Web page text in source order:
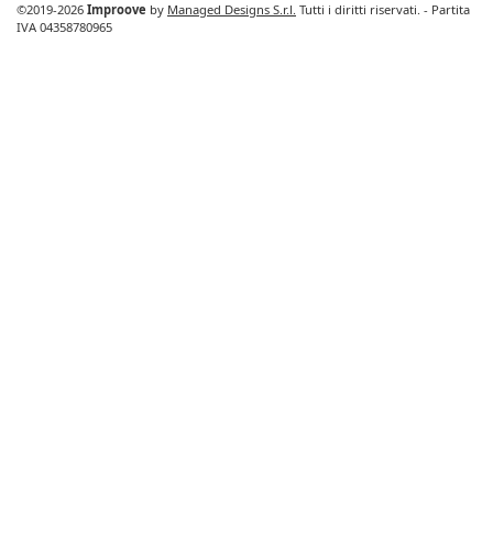
©2019-2026 Improove by Managed Designs S.r.l. Tutti i diritti riservati. - Partita
IVA 04358780965